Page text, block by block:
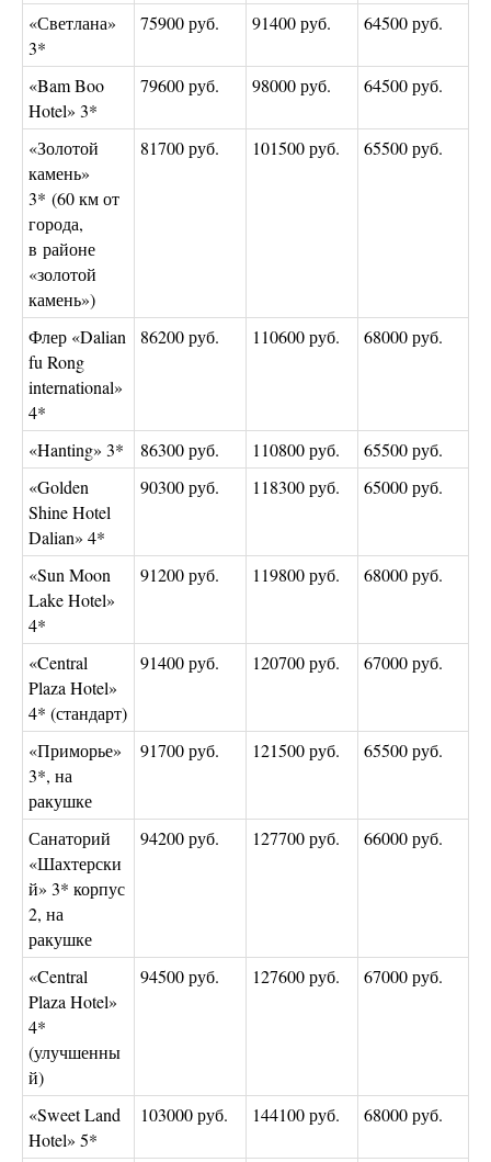
«Светлана»
3*
75900 руб. 91400 руб. 64500 руб.
«Bam Boo
Hotel» 3*
79600 руб. 98000 руб. 64500 руб.
«Золотой
камень»
3* (60 км от
города,
в районе
«золотой
камень»)
81700 руб. 101500 руб. 65500 руб.
Флер «Dalian
fu Rong
international»
4*
86200 руб. 110600 руб. 68000 руб.
«Hanting» 3* 86300 руб. 110800 руб.
65500 руб.
«Golden
Shine Hotel
Dalian» 4*
90300 руб. 118300 руб. 65000 руб.
«Sun Moon
Lake Hotel»
4*
91200 руб. 119800 руб. 68000 руб.
«Central
Plaza Hotel»
4* (стандарт)
91400 руб. 120700 руб. 67000 руб.
«Приморье»
3*, на
ракушке
91700 руб. 121500 руб. 65500 руб.
Санаторий
«Шахтерски
й» 3* корпус
2, на
ракушке
94200 руб. 127700 руб. 66000 руб.
«Central
Plaza Hotel»
4*
(улучшенны
й)
94500 руб. 127600 руб. 67000 руб.
«Sweet Land
Hotel» 5*
103000 руб. 144100 руб. 68000 руб.